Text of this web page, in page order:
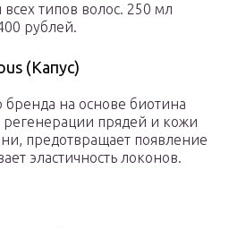
типов волос. 250 мл
рублей.
(Капус)
на основе биотина
регенерации прядей и кожи
предотвращает появление
эластичность локонов.